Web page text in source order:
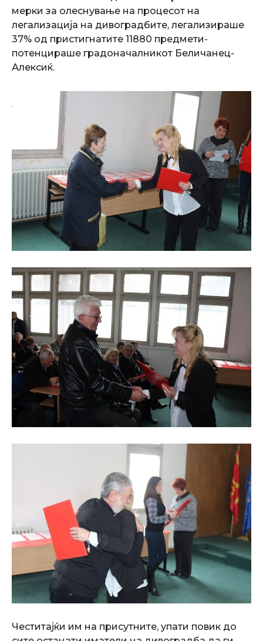
мерки за олеснување на процесот на
легализација на дивоградбите, легализираше
37% од пристигнатите 11880 предмети-
потенцираше градоначалникот Беличанец-
Алексиќ.
Честитајќи им на присутните, упати повик до